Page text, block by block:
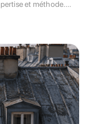
et méthode.